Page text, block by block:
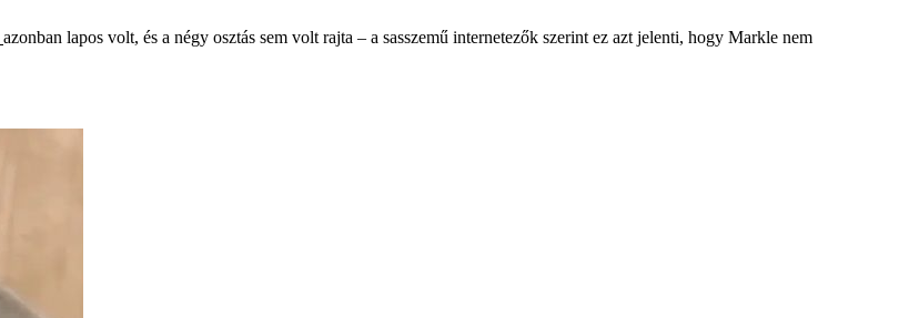
azonban lapos volt, és a négy osztás sem volt rajta – a sasszemű internetezők szerint ez azt jelenti, hogy Markle nem